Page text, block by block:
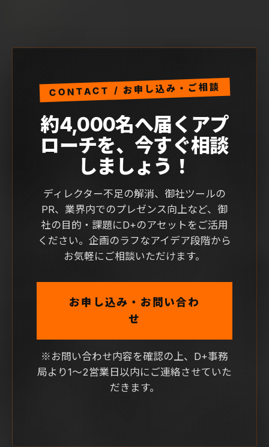
CONTACT / お申し込み・ご相談
約4,000名へ届くアプ
ローチを、 今すぐ相談
しましょう！
ディレクター不足の解消、御社ツールの
PR、業界内でのプレゼンス向上など、 御
社の目的・課題にD+のアセットをご活用
ください。 企画のラフなアイデア段階から
お気軽にご相談いただけます。
お申し込み・お問い合わ
せ
※お問い合わせ内容を確認の上、D+事務
局より1〜2営業日以内にご連絡させていた
だきます。